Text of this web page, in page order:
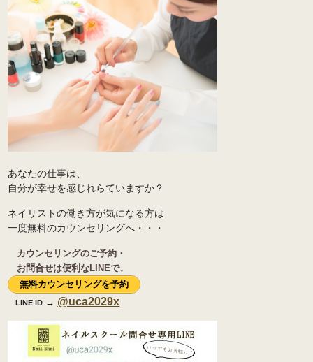
あなたの仕事は、
自分が幸せを感じれらていますか？
ネイリストの働き方が気になる方は
一度無料のカウンセリングへ・・・
カウンセリングのご予約・
お問合せは便利なLINEで↓
無料カウンセリングを予約
LINE ID → @uca2029x